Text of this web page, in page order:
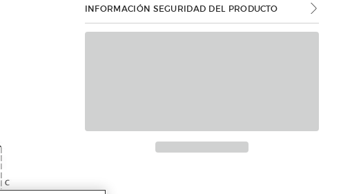
INFORMACIÓN SEGURIDAD DEL PRODUCTO